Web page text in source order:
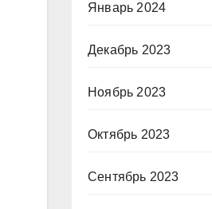
Январь 2024
Декабрь 2023
Ноябрь 2023
Октябрь 2023
Сентябрь 2023